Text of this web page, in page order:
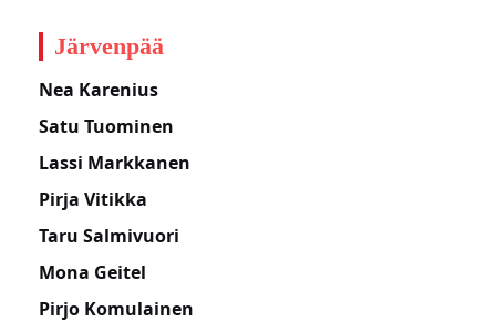
Järvenpää
Nea Karenius
Satu Tuominen
Lassi Markkanen
Pirja Vitikka
Taru Salmivuori
Mona Geitel
Pirjo Komulainen